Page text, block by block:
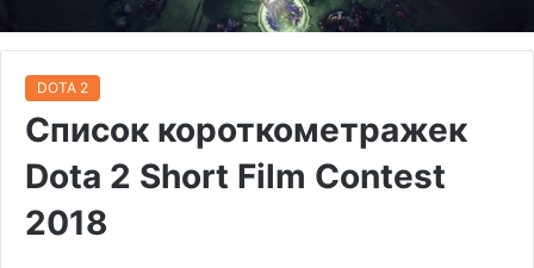
DOTA 2
Список короткометражек
Dota 2 Short Film Contest
2018